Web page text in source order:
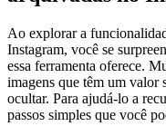
Ao explorar a
Instagram, você ⁢se
essa ferramenta oferece.
imagens que têm⁤ um valor
ocultar. Para ⁤ajudá-lo a
passos‌ simples ⁤que você